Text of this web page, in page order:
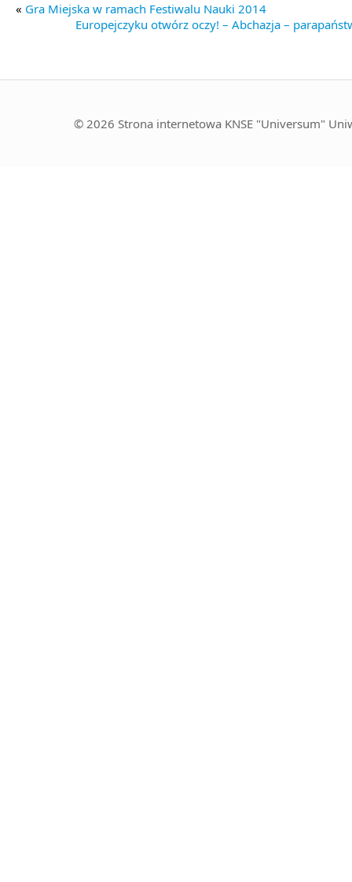
« Gra Miejska w ramach Festiwalu Nauki 2014
Europejczyku otwórz oczy! – Abchazja –
© 2026 Strona internetowa KNSE "Universum"